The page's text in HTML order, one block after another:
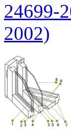
2002)